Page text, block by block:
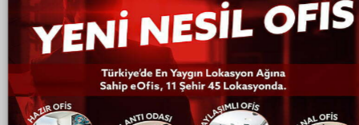
Ben
Lütfen Seçiniz
Mesajınız